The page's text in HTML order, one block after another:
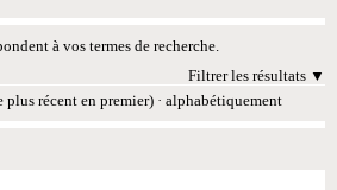
à vos termes de recherche.
Filtrer les résultats
plus récent en premier) · alphabétiquement